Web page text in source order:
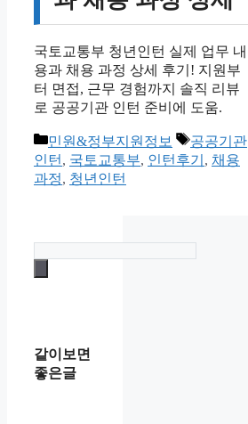
국토교통부 청년인턴 실제 업무 내
용과 채용 과정 상세 후기! 지원부
터 면접, 근무 경험까지 솔직 리뷰
로 공공기관 인턴 준비에 도움.
카
테
고
민원&정부지원정보
태
그
공공기관
인턴 , 국토교통부, 인턴후기 , 채용
과정, 청년인턴
같이보면
좋은글